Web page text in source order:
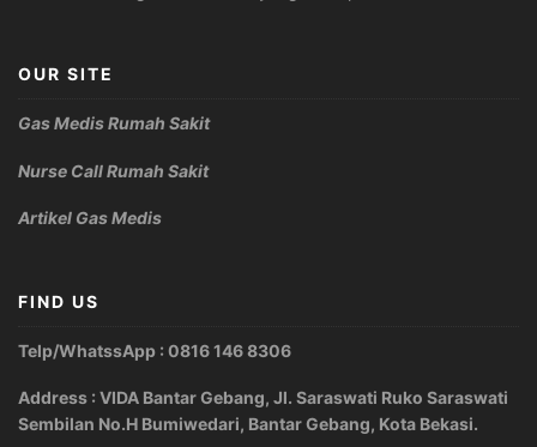
OUR SITE
Gas Medis Rumah Sakit
Nurse Call Rumah Sakit
Artikel Gas Medis
FIND US
Telp/WhatssApp : 0816 146 8306
Address : VIDA Bantar Gebang, Jl. Saraswati Ruko Saraswati
Sembilan No.H Bumiwedari, Bantar Gebang, Kota Bekasi.